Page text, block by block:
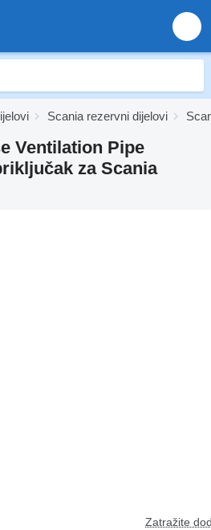
Scania rezervni dijelovi
Ventilation Pipe
za Scania
Zatražite